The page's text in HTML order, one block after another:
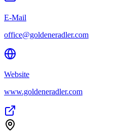
E-Mail
office@goldeneradler.com
Website
www.goldeneradler.com